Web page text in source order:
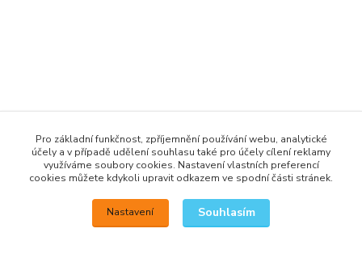
info@h2obaits.cz
Pro základní funkčnost, zpříjemnění používání webu, analytické
účely a v případě udělení souhlasu také pro účely cílení reklamy
využíváme soubory cookies. Nastavení vlastních preferencí
cookies můžete kdykoli upravit odkazem ve spodní části stránek.
Nastavení Souhlasím